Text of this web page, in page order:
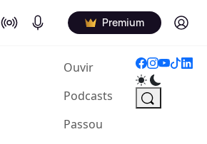
On Air Podcasts Premium Log in
Ouvir(current)
Podcasts
Passou